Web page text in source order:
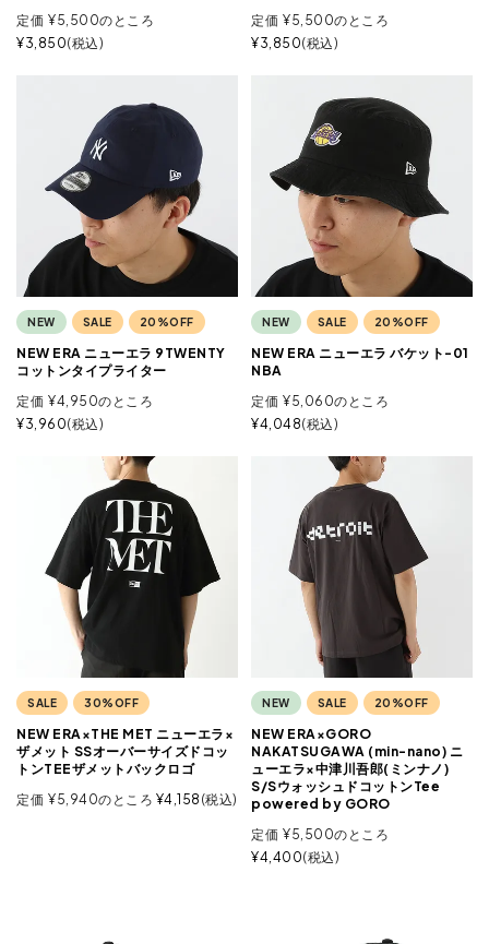
定価 ¥5,500のところ
¥3,850 税込
定価 ¥5,500のところ
¥3,850 税込
NEW SALE 20%OFF
NEW ERA ニューエラ 9TWENTY
コットンタイプライター
定価 ¥4,950のところ
¥3,960 税込
NEW SALE 20%OFF
NEW ERA ニューエラ バケット-01
NBA
定価 ¥5,060のところ
¥4,048 税込
SALE 30%OFF
NEW ERA×THE MET ニューエラ×
ザメット SSオーバーサイズドコッ
トンTEEザメットバックロゴ
定価 ¥5,940のところ ¥4,158 税込
NEW SALE 20%OFF
NEW ERA×GORO
NAKATSUGAWA (min-nano) ニ
ューエラ×中津川吾郎(ミンナノ)
S/SウォッシュドコットンTee
powered by GORO
定価 ¥5,500のところ
¥4,400 税込